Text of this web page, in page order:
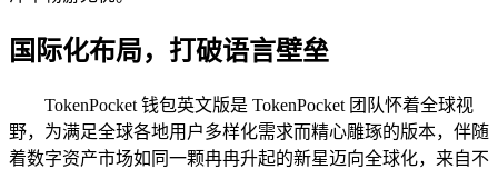
国际化布局，打破语言壁垒
TokenPocket 钱包英文版是 TokenPocket 团队怀着全球视
野，为满足全球各地用户多样化需求而精心雕琢的版本，伴随
着数字资产市场如同一颗冉冉升起的新星迈向全球化，来自不